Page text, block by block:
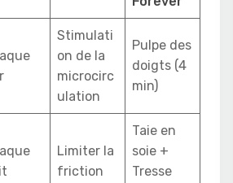
Stimulati
on de la
microcirc
ulation
Pulpe des
doigts (4
min)
Limiter la
friction
Taie en
soie +
Tresse